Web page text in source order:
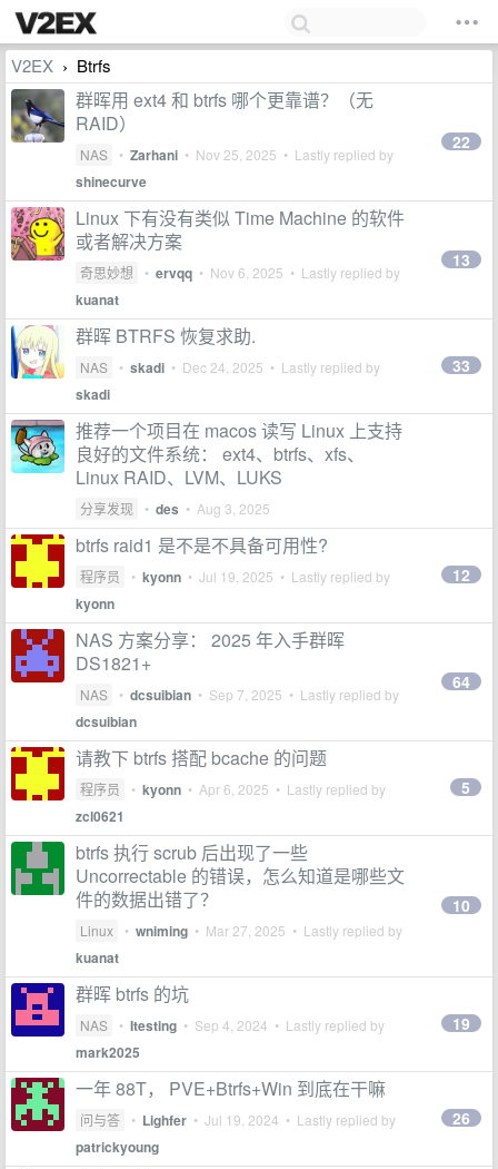
V2EX › Btrfs
群晖用 ext4 和 btrfs 哪个更靠谱？（无
RAID）
NAS • Zarhani • Nov 25, 2025 • Lastly replied by
shinecurve
22
Linux 下有没有类似 Time Machine 的软件
或者解决方案
奇思妙想 • ervqq • Nov 6, 2025 • Lastly replied by
kuanat
13
群晖 BTRFS 恢复求助.
NAS • skadi • Dec 24, 2025 • Lastly replied by
skadi
33
推荐一个项目在 macos 读写 Linux 上支持
良好的文件系统： ext4、btrfs、xfs、
Linux RAID、LVM、LUKS
分享发现 • des • Aug 3, 2025
btrfs raid1 是不是不具备可用性?
程序员 • kyonn • Jul 19, 2025 • Lastly replied by
kyonn
12
NAS 方案分享： 2025 年入手群晖
DS1821+
NAS • dcsuibian • Sep 7, 2025 • Lastly replied by
dcsuibian
64
请教下 btrfs 搭配 bcache 的问题
程序员 • kyonn • Apr 6, 2025 • Lastly replied by
zcl0621
5
btrfs 执行 scrub 后出现了一些
Uncorrectable 的错误，怎么知道是哪些文
件的数据出错了？
Linux • wniming • Mar 27, 2025 • Lastly replied by
kuanat
10
群晖 btrfs 的坑
NAS • Itesting • Sep 4, 2024 • Lastly replied by
mark2025
19
一年 88T， PVE+Btrfs+Win 到底在干嘛
问与答 • Lighfer • Jul 19, 2024 • Lastly replied by
patrickyoung
26